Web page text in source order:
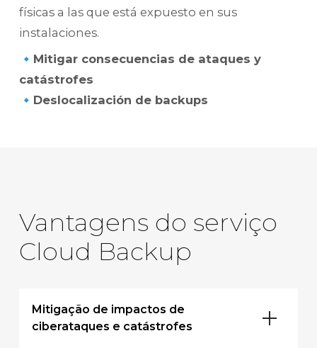
físicas a las que está expuesto en sus
instalaciones.
🔹Mitigar consecuencias de ataques y
catástrofes
🔹Deslocalización de backups
Vantagens do serviço
Cloud Backup
Mitigação de impactos de
ciberataques e catástrofes